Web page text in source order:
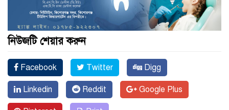
নিউজটি শেয়ার করুন
Facebook Twitter Digg
Linkedin Reddit Google Plus